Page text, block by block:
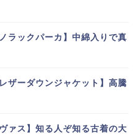
ラックパーカ】中綿入りで真
ザーダウンジャケット】高騰
ァス】知る人ぞ知る古着の大